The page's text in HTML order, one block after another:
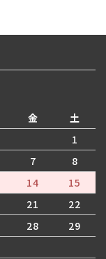
金
土
1
7
8
14
15
21
22
28
29